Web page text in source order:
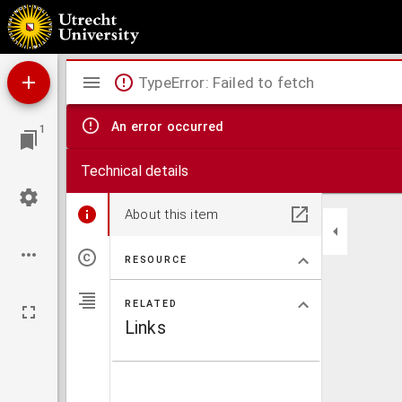
De verstandige huys-houder, voor-schryvende de alderwijste wetten om profijtelick,
aerdt-vruchten, kruyden, bloemen, gewassen en zaden. Den aert, eygenschap,
de wel-vaert van menschen, beesten en boomen.
1
Mirador
viewer
TypeError: Failed to fetch
An error occurred
Technical details
About this item
RESOURCE
RELATED
Links